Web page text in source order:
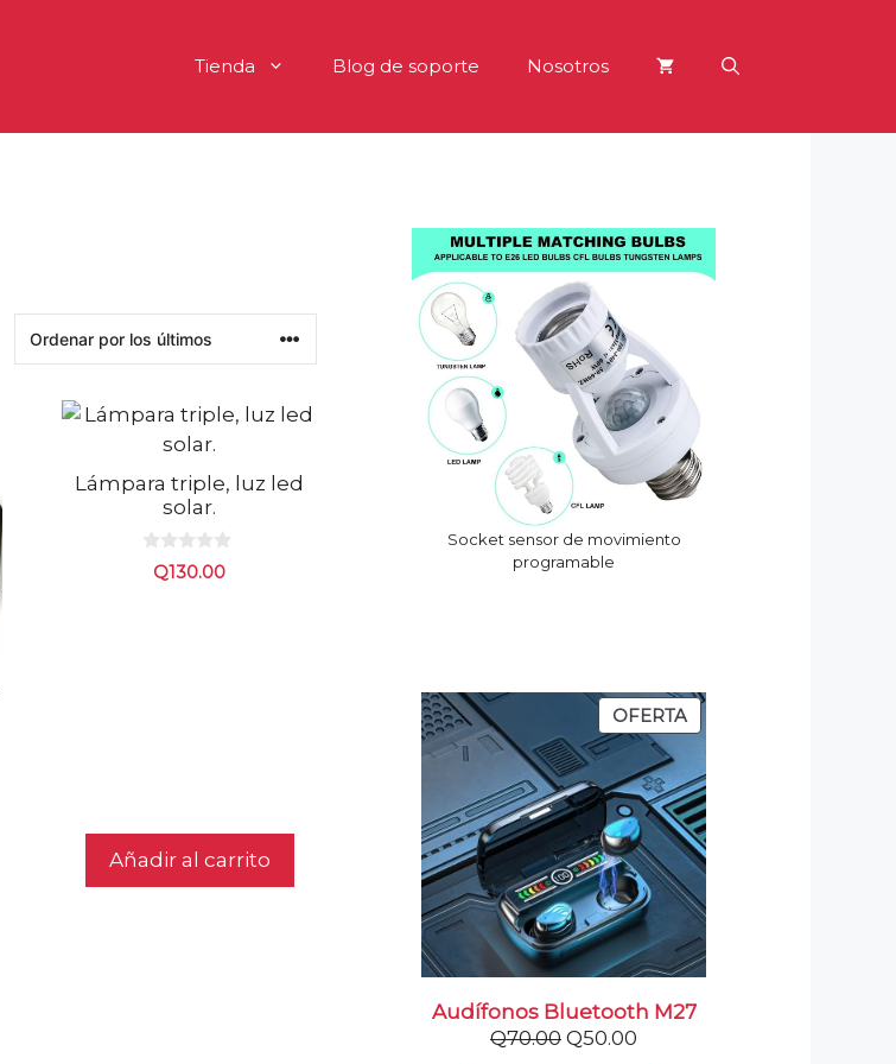
Tienda Blog de soporte Nosotros
Lámpara triple, luz led
solar.
Q130.00
Añadir al carrito
Socket sensor de movimiento
programable
OFERTAPRODUCTO
EN
Audífonos Bluetooth M27
Q70.00 El
Q50.00